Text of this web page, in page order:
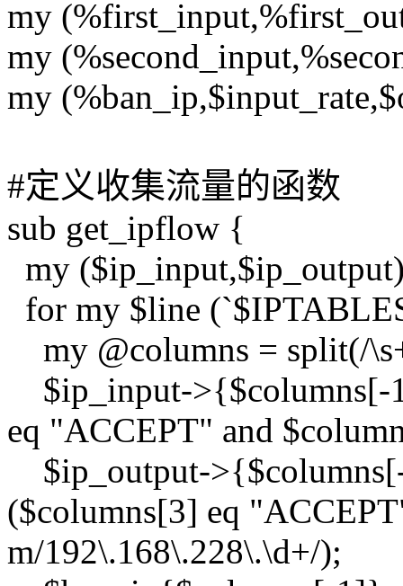
my
my
my
#定义收集流量的函数
sub get_ipflow {
my
for my $line
my @columns = split(/
$ip_input->{$columns[-
eq "ACCEPT" and
$ip_output-
($columns[3] eq
m/192\.168\.228\.\d+/);